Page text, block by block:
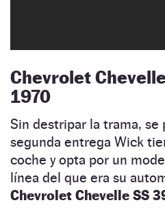
Chevrolet
1970
Sin destripar la trama, se
segunda entrega Wick
coche y opta por un
línea del que era su
Chevrolet Chevelle SS